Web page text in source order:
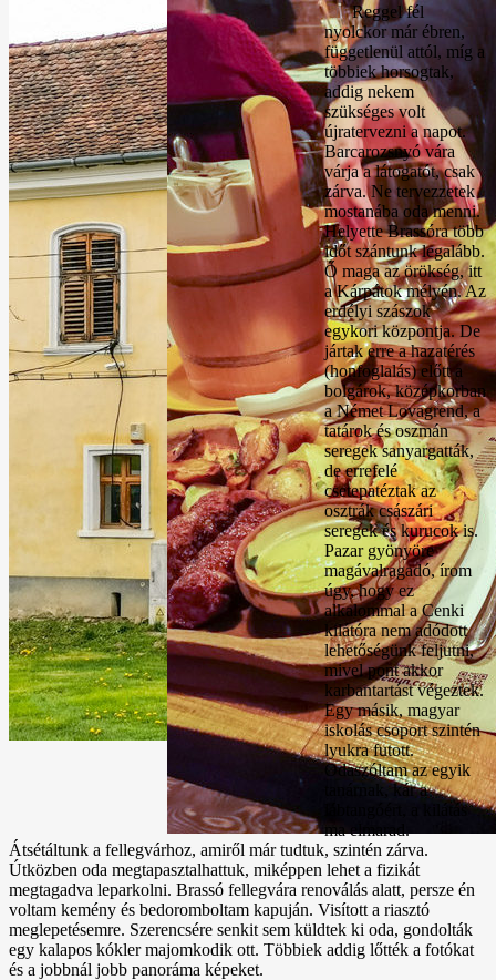
Reggel fél
nyolckor már ébren,
függetlenül attól, míg a
többiek horsogtak,
addig nekem
szükséges volt
újratervezni a napot.
Barcarozsnyó vára
várja a látogatót, csak
zárva. Ne tervezzetek
mostanába oda menni.
Helyette Brassóra több
időt szántunk legalább.
Ő maga az örökség, itt
a Kárpátok mélyén. Az
erdélyi szászok
egykori központja. De
jártak erre a hazatérés
(honfoglalás) előtt a
bolgárok, középkorban
a Német Lovagrend, a
tatárok és oszmán
seregek sanyargatták,
de errefelé
csetepatéztak az
osztrák császári
seregek és kurucok is.
Pazar gyönyöre
magávalragadó, írom
úgy, hogy ez
alkalommal a Cenki
kilátóra nem adódott
lehetőségünk feljutni,
mivel pont akkor
karbantartást végeztek.
Egy másik, magyar
iskolás csoport szintén
lyukra futott.
Odaszóltam az egyik
tanárnak, kár a
lábtangóért, a kilátás
ma elmarad.
Átsétáltunk a fellegvárhoz, amiről már tudtuk, szintén zárva.
Útközben oda megtapasztalhattuk, miképpen lehet a fizikát
megtagadva leparkolni. Brassó fellegvára renoválás alatt, persze én
voltam kemény és bedoromboltam kapuján. Visított a riasztó
meglepetésemre. Szerencsére senkit sem küldtek ki oda, gondolták
egy kalapos kókler majomkodik ott. Többiek addig lőtték a fotókat
és a jobbnál jobb panoráma képeket.